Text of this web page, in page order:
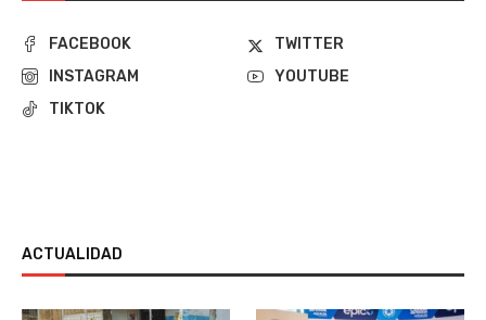
FACEBOOK
TWITTER
INSTAGRAM
YOUTUBE
TIKTOK
ACTUALIDAD